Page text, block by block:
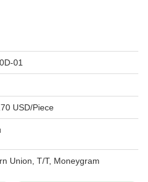
01
USD/Piece
Union, T/T, Moneygram